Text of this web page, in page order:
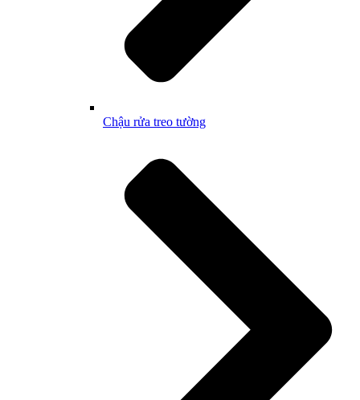
Chậu rửa treo tường